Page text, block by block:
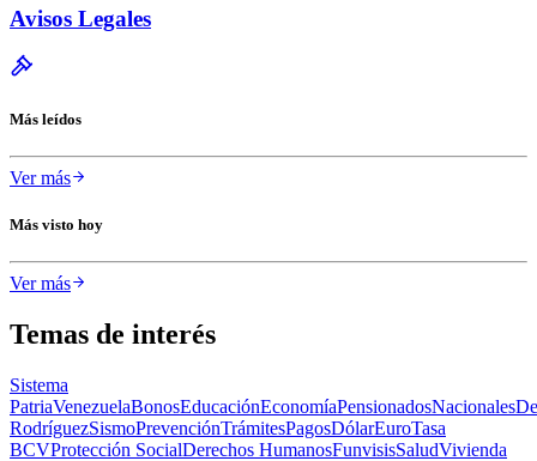
Avisos Legales
Más leídos
Ver más
Más visto hoy
Ver más
Temas de interés
Sistema
PatriaVenezuelaBonosEducaciónEconomíaPensionadosNacionales
RodríguezSismoPrevenciónTrámitesPagosDólarEuroTasa
BCVProtección SocialDerechos HumanosFunvisisSaludVivienda